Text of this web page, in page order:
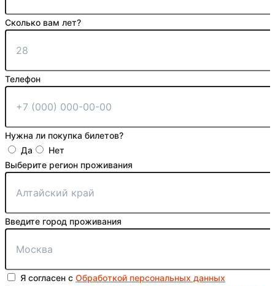
Сколько вам лет?
Телефон
Нужна ли покупка билетов?
Да
Нет
Выберите регион проживания
Введите город проживания
Я согласен с Обработкой персональных данных